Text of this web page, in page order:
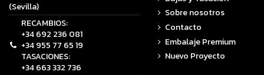
(Sevilla)
RECAMBIOS:
+34 692 236 081
+34 955 77 65 19
TASACIONES:
+34 663 332 736
Sobre nosotros
Contacto
Embalaje Premium
Nuevo Proyecto